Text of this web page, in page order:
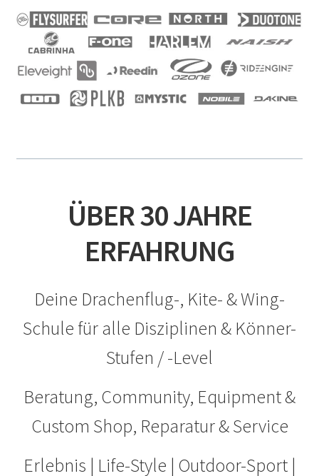
ÜBER 30 JAHRE
ERFAHRUNG
Deine Drachenflug-, Kite- & Wing-
Schule für alle Disziplinen & Könner-
Stufen / -Level
Beratung, Community, Equipment &
Custom Shop, Reparatur & Service
Erlebnis | Life-Style | Outdoor-Sport |